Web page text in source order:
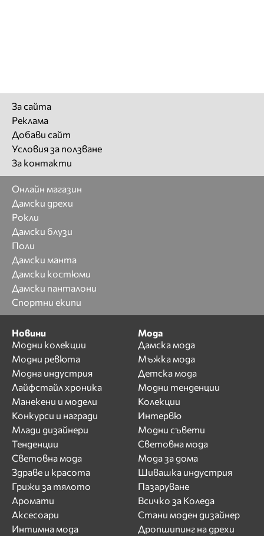
За сайта
Реклама
Добави сайт
Условия за ползване
За контакти
Онлайн магазин
Дамски дрехи
Рокли
Дамски блузи
Поли
Дамски манта
Дамски костюми
Дамски панталони
Спортни екипи
Новини
Модни колекции
Модни ревюта
Модна индустрия
Лайфстайл хроника
Манекени и модели
Конкурси и награди
Млади дизайнери
Тенденции
Световна мода
Здраве и красота
Грижи за тялото
Аромати
Аксесоари
Интимна мода
Мода
Дамска мода
Мъжка мода
Детска мода
Модни тенденции
Колекции
Интервю
Модни съвети
Световна мода
Мода за дома
Шивашка индустрия
Пазаруване
Всичко за Коледа
Стани моден дизайнер
Дропшипинг на дрехи